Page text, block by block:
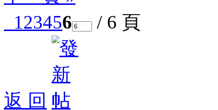
123456 / 6 頁
返 回